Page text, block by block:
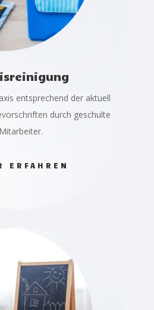
entsprechend der aktuell
durch geschulte
Mitarbeiter.
ERFAHREN